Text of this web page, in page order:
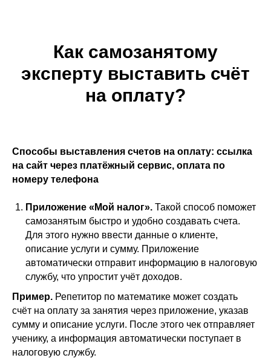
Как самозанятому
эксперту выставить счёт
на оплату?
Способы выставления счетов на оплату: ссылка
на сайт через платёжный сервис, оплата по
номеру телефона
Приложение «Мой налог». Такой способ поможет
самозанятым быстро и удобно создавать счета.
Для этого нужно ввести данные о клиенте,
описание услуги и сумму. Приложение
автоматически отправит информацию в налоговую
службу, что упростит учёт доходов.
Пример. Репетитор по математике может создать
счёт на оплату за занятия через приложение, указав
сумму и описание услуги. После этого чек отправляет
ученику, а информация автоматически поступает в
налоговую службу.